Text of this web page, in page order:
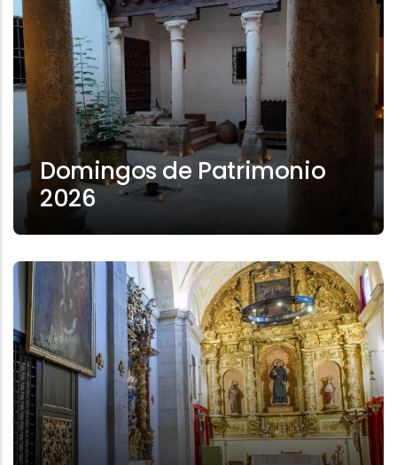
Domingos de Patrimonio
2026